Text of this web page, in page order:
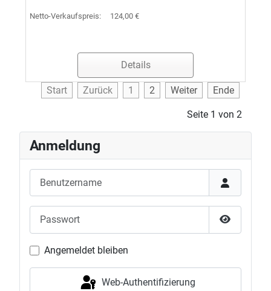
Netto-Verkaufspreis: 124,00 €
Details
Start Zurück 1 2 Weiter Ende
Seite 1 von 2
Anmeldung
Passwort
Angemeldet bleiben
Web-Authentifizierung